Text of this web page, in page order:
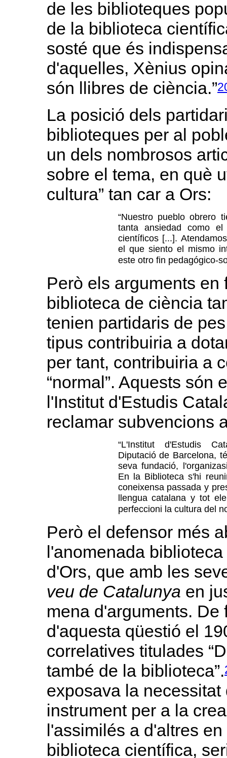
de les biblioteques
de la biblioteca
sosté que és
d'aquelles, Xènius
són llibres de ciència.”
La posició dels
biblioteques per al
un dels nombrosos
sobre el tema, en què
cultura” tan car a Ors:
“Nuestro pueblo obrero
tanta ansiedad como el
científicos [...].
el que siento el mismo
este otro fin pedagógico-
Però els arguments
biblioteca de ciència
tenien partidaris de
tipus contribuiria a
per tant, contribuiria a
“normal”. Aquests són
l'Institut d'Estudis
reclamar subvencions
“L'Institut d'Estudis
Diputació de Barcelona,
seva fundació,
En la Biblioteca s'hi
coneixensa passada y
llengua catalana y tot
perfeccioni la cultura del
Però el defensor més
l'anomenada
d'Ors, que amb les
veu de Catalunya en
mena d'arguments.
d'aquesta qüestió el
correlatives titulades
també de la biblioteca”.
exposava la
instrument per a la
l'assimilés a d'altres
biblioteca científica,